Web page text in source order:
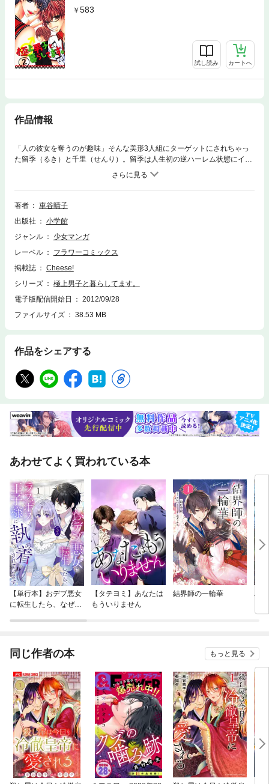
583
試し読み カートへ
作品情報
「人の彼女を奪うのが趣味」そんな美形3人組にターゲットにされちゃっ
た留季（るき）と千里（せんり）。留季は人生初の逆ハーレム状態にイケ
ナイと思いつつ萌え～しかも3人が新しい下宿人になっちゃった。お願
い、千里くん、留季のこと守ってね…！ドキドキの完結巻！！
著者
車谷晴子
出版社
小学館
ジャンル
少女マンガ
レーベル
フラワーコミックス
掲載誌
Cheese!
シリーズ
極上男子と暮らしてます。
電子版配信開始日
2012/09/28
ファイルサイズ
38.53 MB
作品をシェアする
あわせてよく買われている本
【単行本】おデブ悪女
に転生したら、なぜか
【タテヨミ】あなたは
もういりません
結界師の一輪華
バ
今
同じ作者の本 もっと見る